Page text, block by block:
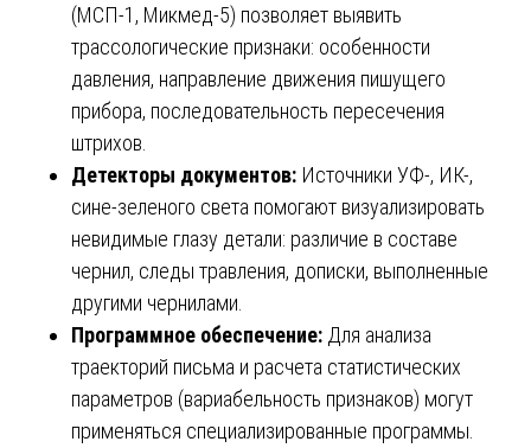
(МСП-1, Микмед-5) позволяет выявить
трассологические признаки: особенности
давления, направление движения пишущего
прибора, последовательность пересечения
штрихов.
Детекторы документов: Источники УФ-, ИК-,
сине-зеленого света помогают визуализировать
невидимые глазу детали: различие в составе
чернил, следы травления, дописки, выполненные
другими чернилами.
Программное обеспечение: Для анализа
траекторий письма и расчета статистических
параметров (вариабельность признаков) могут
применяться специализированные программы.